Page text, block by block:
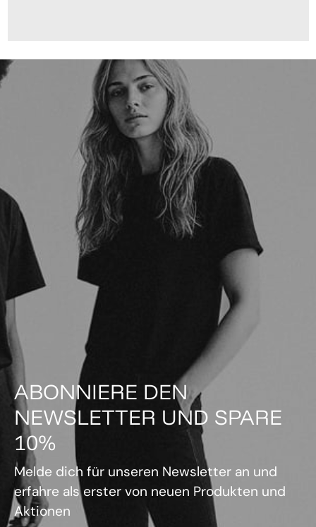
ABONNIERE DEN
NEWSLETTER UND SPARE
10%
Melde dich für unseren Newsletter an und
erfahre als erster von neuen Produkten und
Aktionen